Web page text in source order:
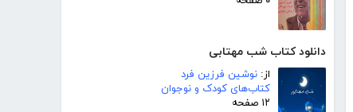
دانلود کتاب شب مهتابی
از: نوشین فرزین فرد
کتاب‌های کودک و نوجوان
۱۲ صفحه